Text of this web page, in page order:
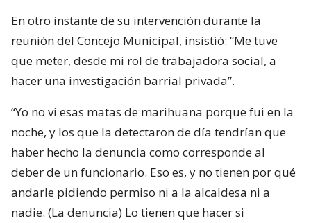
En otro instante de su intervención durante la
reunión del Concejo Municipal, insistió: “Me tuve
que meter, desde mi rol de trabajadora social, a
hacer una investigación barrial privada”.
“Yo no vi esas matas de marihuana porque fui en la
noche, y los que la detectaron de día tendrían que
haber hecho la denuncia como corresponde al
deber de un funcionario. Eso es, y no tienen por qué
andarle pidiendo permiso ni a la alcaldesa ni a
nadie. (La denuncia) Lo tienen que hacer si